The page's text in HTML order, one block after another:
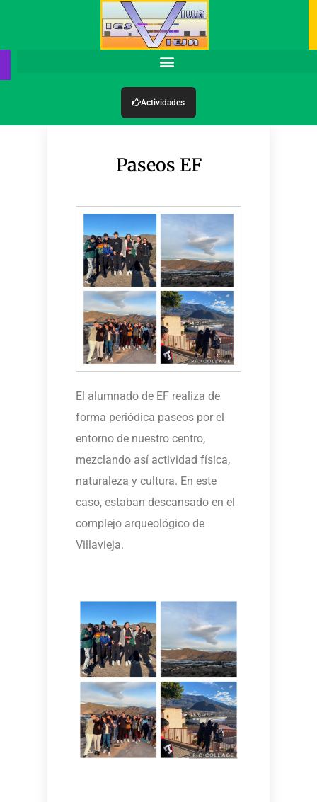
Actividades
Paseos EF
El alumnado de EF realiza de
forma periódica paseos por el
entorno de nuestro centro,
mezclando así actividad física,
naturaleza y cultura. En este
caso, estaban descansado en el
complejo arqueológico de
Villavieja.